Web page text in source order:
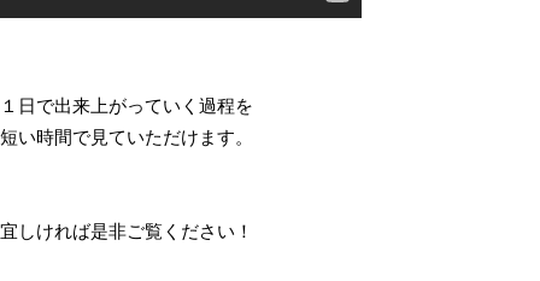
１日で出来上がっていく過程を
短い時間で見ていただけます。
宜しければ是非ご覧ください！